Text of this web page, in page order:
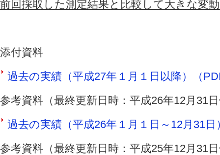
前回採取した測定結果と比較して大きな変
添付資料
過去の実績（平成27年１月１日以降）（
参考資料（最終更新日時：平成26年12月31
過去の実績（平成26年１月１日～12月31
参考資料（最終更新日時：平成25年12月31